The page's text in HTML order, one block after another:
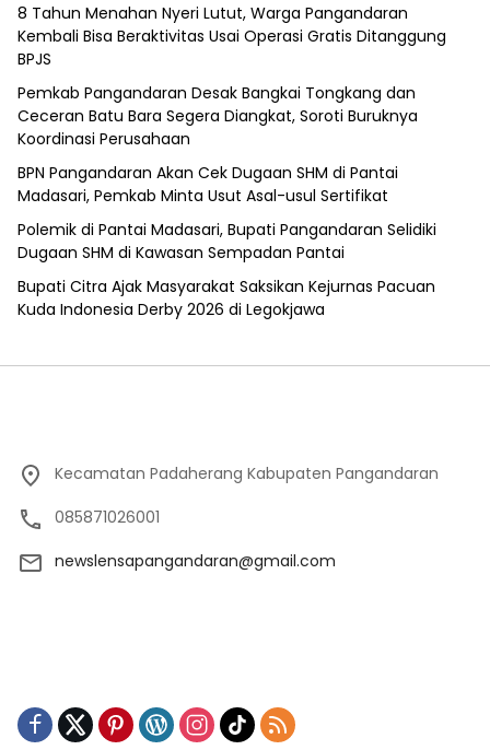
8 Tahun Menahan Nyeri Lutut, Warga Pangandaran
Kembali Bisa Beraktivitas Usai Operasi Gratis Ditanggung
BPJS
Pemkab Pangandaran Desak Bangkai Tongkang dan
Ceceran Batu Bara Segera Diangkat, Soroti Buruknya
Koordinasi Perusahaan
BPN Pangandaran Akan Cek Dugaan SHM di Pantai
Madasari, Pemkab Minta Usut Asal-usul Sertifikat
Polemik di Pantai Madasari, Bupati Pangandaran Selidiki
Dugaan SHM di Kawasan Sempadan Pantai
Bupati Citra Ajak Masyarakat Saksikan Kejurnas Pacuan
Kuda Indonesia Derby 2026 di Legokjawa
Kecamatan Padaherang Kabupaten Pangandaran
085871026001
newslensapangandaran@gmail.com